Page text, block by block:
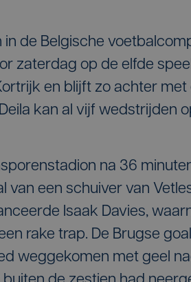
de Belgische
zaterdag op de elfde
en blijft zo achter met
kan al vijf wedstrijden
na 36
van een schuiver van
Isaak Davies,
rake trap. De Brugse
weggekomen met geel